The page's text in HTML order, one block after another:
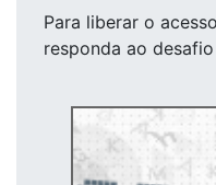
Para liberar o acesso
responda ao